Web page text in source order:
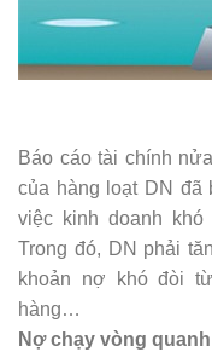
Báo cáo tài chính
của hàng loạt DN đã
việc kinh doanh
Trong đó, DN phải
khoản nợ khó đòi
hàng…
Nợ chạy vòng